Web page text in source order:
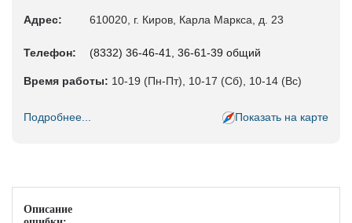
Адрес: 610020, г. Киров, Карла Маркса, д. 23
Телефон: (8332) 36-46-41, 36-61-39 общий
Время работы: 10-19 (Пн-Пт), 10-17 (Сб), 10-14 (Вс)
Подробнее... Показать на карте
Описание